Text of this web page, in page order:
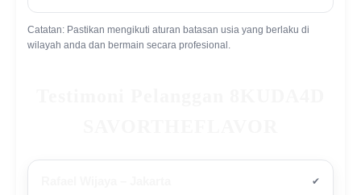
Catatan: Pastikan mengikuti aturan batasan usia yang berlaku di
wilayah anda dan bermain secara profesional.
✔